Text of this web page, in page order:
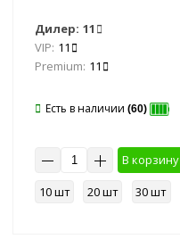
Дилер: 11
VIP: 11
Premium: 11
Есть в наличии (60)
В корзину
10 шт
20 шт 30 шт